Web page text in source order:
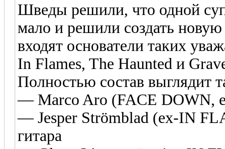
Шведы решили, что одной
мало и решили создать
входят основатели таких
In Flames, The Haunted и
Полностью состав выглядит
— Marco Aro (FACE DOWN,
— Jesper Strömblad (ex-IN
гитара